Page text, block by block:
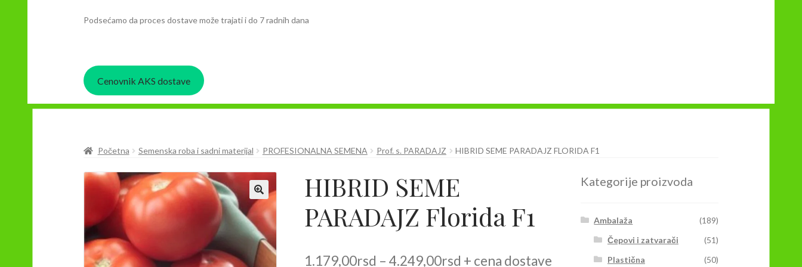
Podsećamo da proces dostave može trajati i do 7 radnih dana
Cenovnik AKS dostave
Početna Semenska roba i sadni materijal PROFESIONALNA SEMENA Prof. s. PARADAJZ HIBRID SEME PARADAJZ FLORIDA F1
HIBRID SEME
PARADAJZ Florida F1
1.179,00rsd – 4.249,00rsd Raspon
+ cena dostave
Kategorije proizvoda
Ambalaža
(189)
Čepovi i zatvarači
(51)
Plastična
(50)